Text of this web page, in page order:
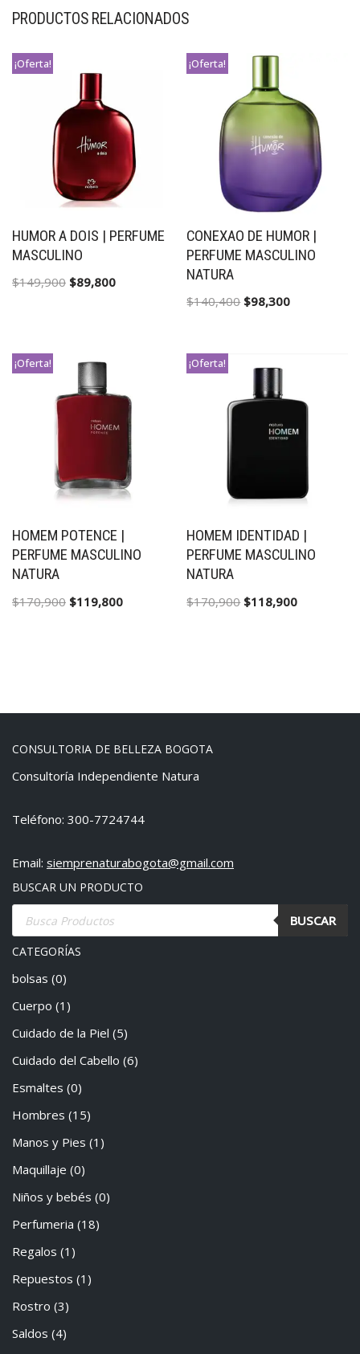
PRODUCTOS RELACIONADOS
¡Oferta!
HUMOR A DOIS | PERFUME
MASCULINO
$149,900 $89,800
¡Oferta!
CONEXAO DE HUMOR |
PERFUME MASCULINO
NATURA
$140,400 $98,300
¡Oferta!
HOMEM POTENCE |
PERFUME MASCULINO
NATURA
$170,900 $119,800
¡Oferta!
HOMEM IDENTIDAD |
PERFUME MASCULINO
NATURA
$170,900 $118,900
CONSULTORIA DE BELLEZA BOGOTA
Consultoría Independiente Natura
Teléfono: 300-7724744
Email: siemprenaturabogota@gmail.com
BUSCAR UN PRODUCTO
BUSCAR
CATEGORÍAS
bolsas (0)
Cuerpo (1)
Cuidado de la Piel (5)
Cuidado del Cabello (6)
Esmaltes (0)
Hombres (15)
Manos y Pies (1)
Maquillaje (0)
Niños y bebés (0)
Perfumeria (18)
Regalos (1)
Repuestos (1)
Rostro (3)
Saldos (4)